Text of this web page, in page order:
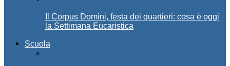
Il Corpus Domini, festa dei quartieri: cosa è oggi
la Settimana Eucaristica
Scuola